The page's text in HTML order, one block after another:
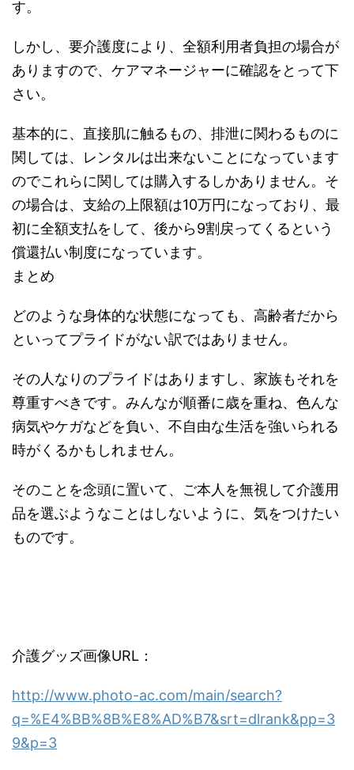
す。
しかし、要介護度により、全額利用者負担の場合が
ありますので、ケアマネージャーに確認をとって下
さい。
基本的に、直接肌に触るもの、排泄に関わるものに
関しては、レンタルは出来ないことになっています
のでこれらに関しては購入するしかありません。そ
の場合は、支給の上限額は10万円になっており、最
初に全額支払をして、後から9割戻ってくるという
償還払い制度になっています。
まとめ
どのような身体的な状態になっても、高齢者だから
といってプライドがない訳ではありません。
その人なりのプライドはありますし、家族もそれを
尊重すべきです。みんなが順番に歳を重ね、色んな
病気やケガなどを負い、不自由な生活を強いられる
時がくるかもしれません。
そのことを念頭に置いて、ご本人を無視して介護用
品を選ぶようなことはしないように、気をつけたい
ものです。
介護グッズ画像URL：
http://www.photo-ac.com/main/search?
q=%E4%BB%8B%E8%AD%B7&srt=dlrank&pp=3
9&p=3